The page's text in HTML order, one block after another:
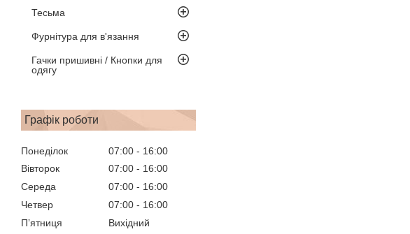
Тесьма
Фурнітура для в'язання
Гачки пришивні / Кнопки для
одягу
Графік роботи
Понеділок 07:00
16:00
Вівторок
07:00
16:00
Середа
07:00
16:00
Четвер
07:00
16:00
Пʼятниця
Вихідний